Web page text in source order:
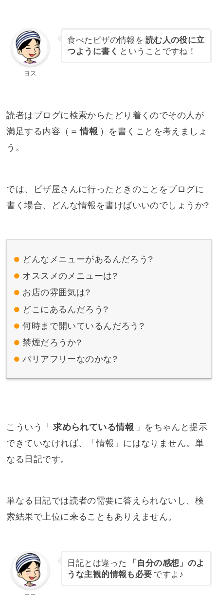
ヨス
食べたピザの情報を 読む人の役に立
つように書く ということですね！
読者はブログに検索からたどり着くのでその人が
満足する内容（＝ 情報 ）を書くことを考えましょ
う。
では、ピザ屋さんに行ったときのことをブログに
書く場合、どんな情報を書けばいいのでしょうか?
どんなメニューがあるんだろう?
オススメのメニューは?
お店の雰囲気は?
どこにあるんだろう?
何時まで開いているんだろう?
禁煙だろうか?
バリアフリーなのかな?
こういう「 求められている情報 」をちゃんと提示
できていなければ、「情報」にはなりません。単
なる日記です。
単なる日記では読者の需要に答えられないし、検
索結果で上位に来ることもありえません。
日記とは違った
「自分の感想」のよ
うな主観的情報も必要 ですよ♪